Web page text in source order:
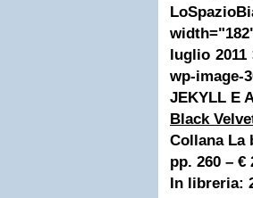
luglio
wp-image-
JEKYLL E
Black
Collana La
pp. 260 – €
In libreria: